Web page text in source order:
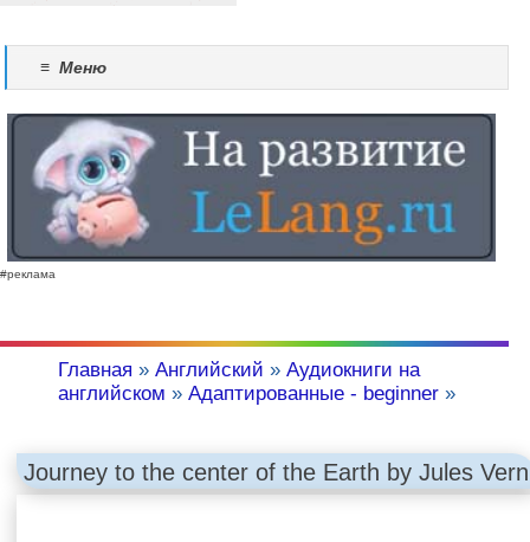
≡ Меню
#реклама
Главная »Английский »Аудиокниги на
английском »Адаптированные - beginner »
Journey to the center of the Earth by Jules Vern